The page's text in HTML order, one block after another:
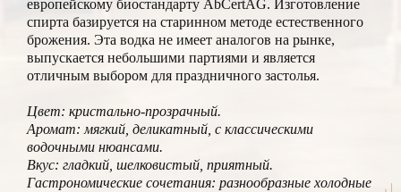
европейскому биостандарту AbCertAG. Изготовление
спирта базируется на старинном методе естественного
брожения. Эта водка не имеет аналогов на рынке,
выпускается небольшими партиями и является
отличным выбором для праздничного застолья.
Цвет: кристально-прозрачный.
Аромат: мягкий, деликатный, с классическими
водочными нюансами.
Вкус: гладкий, шелковистый, приятный.
Гастрономические сочетания: разнообразные холодные